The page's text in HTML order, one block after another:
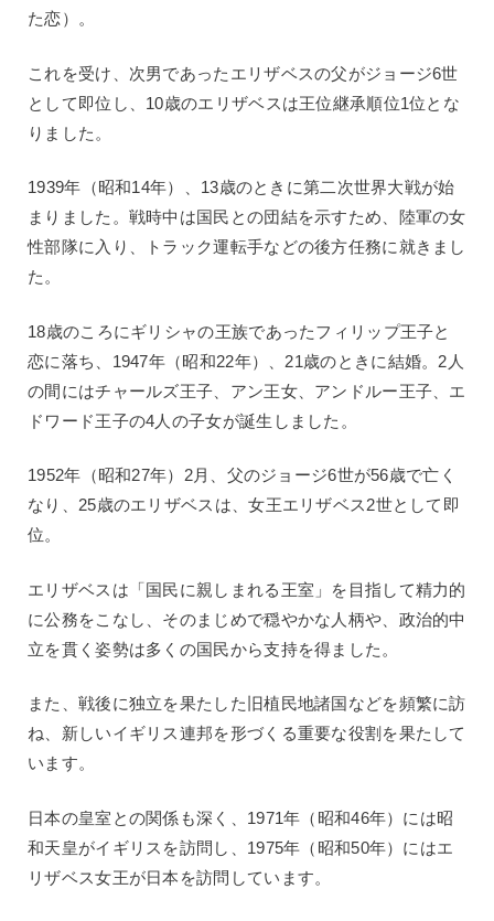
た恋）。
これを受け、次男であったエリザベスの父がジョージ6世
として即位し、10歳のエリザベスは王位継承順位1位とな
りました。
1939年（昭和14年）、13歳のときに第二次世界大戦が始
まりました。戦時中は国民との団結を示すため、陸軍の女
性部隊に入り、トラック運転手などの後方任務に就きまし
た。
18歳のころにギリシャの王族であったフィリップ王子と
恋に落ち、1947年（昭和22年）、21歳のときに結婚。2人
の間にはチャールズ王子、アン王女、アンドルー王子、エ
ドワード王子の4人の子女が誕生しました。
1952年（昭和27年）2月、父のジョージ6世が56歳で亡く
なり、25歳のエリザベスは、女王エリザベス2世として即
位。
エリザベスは「国民に親しまれる王室」を目指して精力的
に公務をこなし、そのまじめで穏やかな人柄や、政治的中
立を貫く姿勢は多くの国民から支持を得ました。
また、戦後に独立を果たした旧植民地諸国などを頻繁に訪
ね、新しいイギリス連邦を形づくる重要な役割を果たして
います。
日本の皇室との関係も深く、1971年（昭和46年）には昭
和天皇がイギリスを訪問し、1975年（昭和50年）にはエ
リザベス女王が日本を訪問しています。